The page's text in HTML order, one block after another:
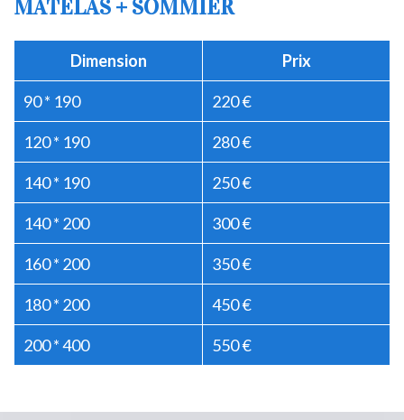
MATELAS + SOMMIER
Dimension Prix
90 * 190 220 €
120 * 190 280 €
140 * 190 250 €
140 * 200 300 €
160 * 200 350 €
180 * 200 450 €
200 * 400 550 €